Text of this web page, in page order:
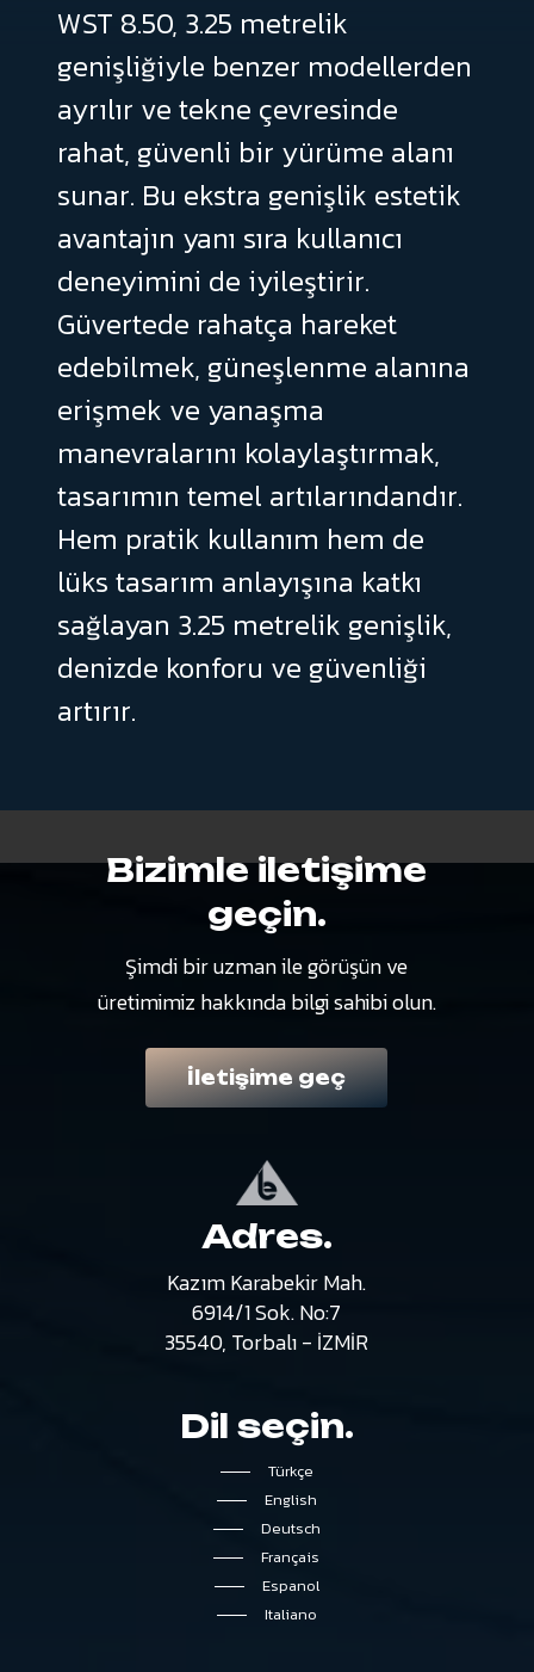
WST 8.50, 3.25 metrelik
genişliğiyle benzer modellerden
ayrılır ve tekne çevresinde
rahat, güvenli bir yürüme alanı
sunar. Bu ekstra genişlik estetik
avantajın yanı sıra kullanıcı
deneyimini de iyileştirir.
Güvertede rahatça hareket
edebilmek, güneşlenme alanına
erişmek ve yanaşma
manevralarını kolaylaştırmak,
tasarımın temel artılarındandır.
Hem pratik kullanım hem de
lüks tasarım anlayışına katkı
sağlayan 3.25 metrelik genişlik,
denizde konforu ve güvenliği
artırır.
Bizimle iletişime
geçin.
Şimdibiruzmanilegörüşünve
üretimimiz hakkındabilgisahibiolun.
İletişime geç
Adres.
KazımKarabekirMah.
6914/1Sok.No:7
35540, Torbalı- İZMİR
Dil seçin.
Türkçe
English
Deutsch
Français
Espanol
Italiano